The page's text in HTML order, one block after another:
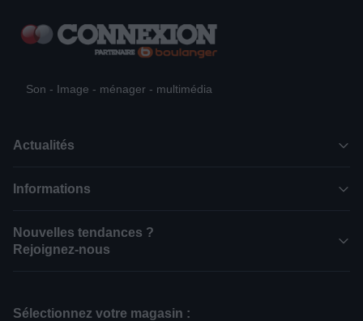
Son - Image - ménager - multimédia
Actualités
Informations
Nouvelles tendances ?
Rejoignez-nous
Sélectionnez votre magasin :